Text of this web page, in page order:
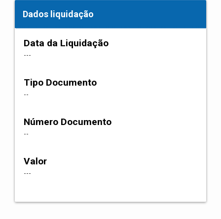
Dados liquidação
Data da Liquidação
---
Tipo Documento
--
Número Documento
--
Valor
---